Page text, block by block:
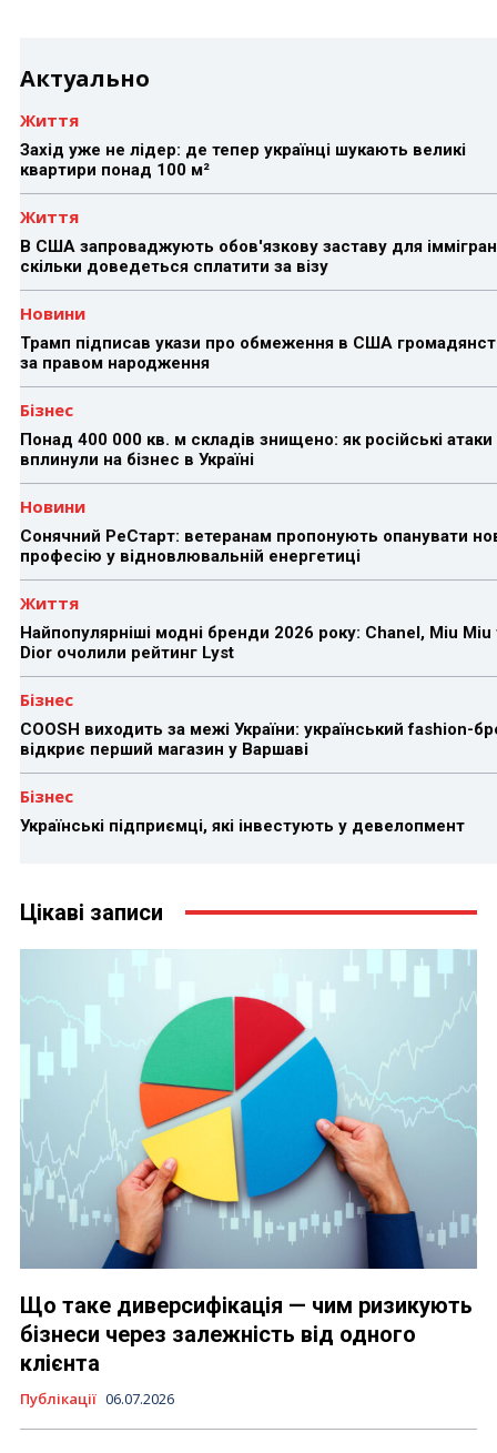
Актуально
Життя
Захід уже не лідер: де тепер українці шукають великі
квартири понад 100 м²
Життя
В США запроваджують обов'язкову заставу для
скільки доведеться сплатити за візу
Новини
Трамп підписав укази про обмеження в США
за правом народження
Бізнес
Понад 400 000 кв. м складів знищено: як російські атаки
вплинули на бізнес в Україні
Новини
Сонячний РеСтарт: ветеранам пропонують опанувати
професію у відновлювальній енергетиці
Життя
Найпопулярніші модні бренди 2026 року: Chanel, Miu Miu
Dior очолили рейтинг Lyst
Бізнес
COOSH виходить за межі України: український fashion-
відкриє перший магазин у Варшаві
Бізнес
Українські підприємці, які інвестують у девелопмент
Цікаві записи
Що таке диверсифікація — чим ризикують
бізнеси через залежність від одного
клієнта
Публікації 06.07.2026